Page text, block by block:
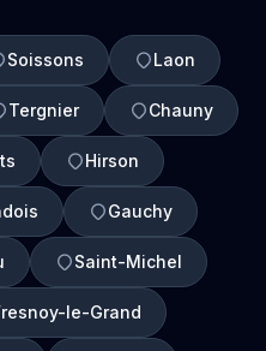
Soissons Laon
Tergnier Chauny
Hirson
Gauchy
Saint-Michel
le-Grand